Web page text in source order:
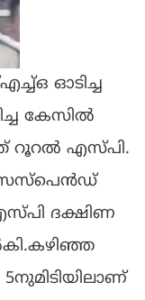
ഓടിച്ച
കേസില്‍
റൂറല്‍ എസ്പി.
സസ്‌പെന്‍ഡ്
ദക്ഷിണ